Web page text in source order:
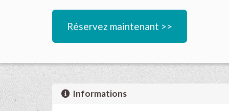
Réservez maintenant >>
Informations